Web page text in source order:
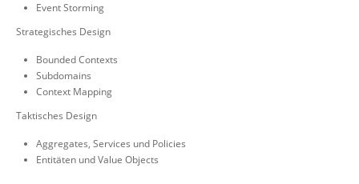
Event Storming
Strategisches Design
Bounded Contexts
Subdomains
Context Mapping
Taktisches Design
Aggregates, Services und Policies
Entitäten und Value Objects